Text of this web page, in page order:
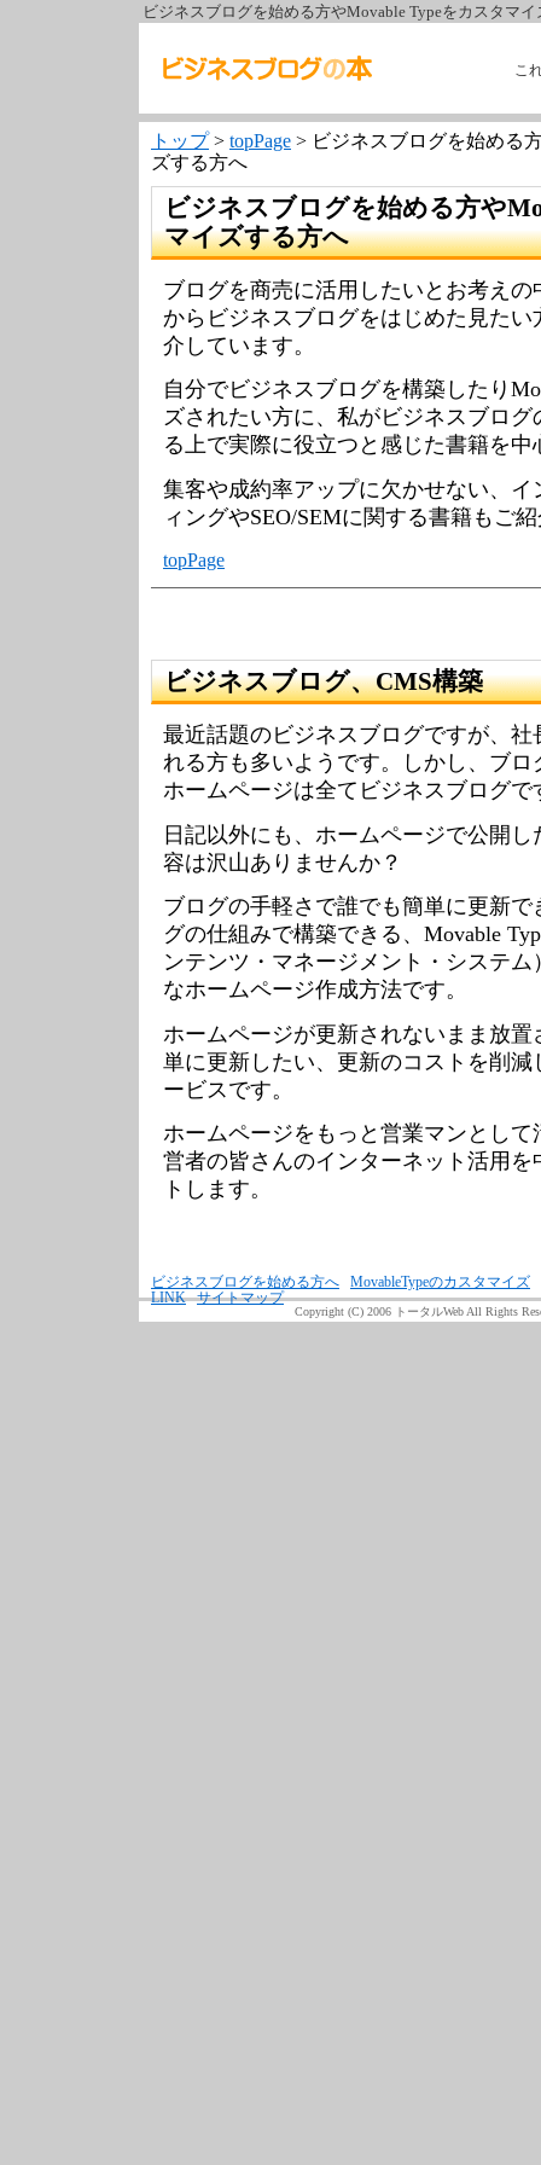
ビジネスブログを始める方やMovable Typeをカスタマ
こ
トップ> topPage > ビジネスブログを始める
ズする方へ
ビジネスブログを始める方や
マイズする方へ
ブログを商売に活用したいとお考え
からビジネスブログをはじめた見た
介しています。
自分でビジネスブログを構築したり
ズされたい方に、私がビジネスブロ
る上で実際に役立つと感じた書籍を
集客や成約率アップに欠かせない、
ィングやSEO/SEMに関する書籍もご
topPage
ビジネスブログ、CMS構築
最近話題のビジネスブログですが、
れる方も多いようです。しかし、ブ
ホームページは全てビジネスブログで
日記以外にも、ホームページで公開
容は沢山ありませんか？
ブログの手軽さで誰でも簡単に更新
グの仕組みで構築できる、Movable
ンテンツ・マネージメント・システ
なホームページ作成方法です。
ホームページが更新されないまま放
単に更新したい、更新のコストを削
ービスです。
ホームページをもっと営業マンとし
営者の皆さんのインターネット活用
トします。
ビジネスブログを始める方へ
MovableTypeのカスタマイズ
LINK
サイトマップ
Copyright (C) 2006 トータルWeb All Rights